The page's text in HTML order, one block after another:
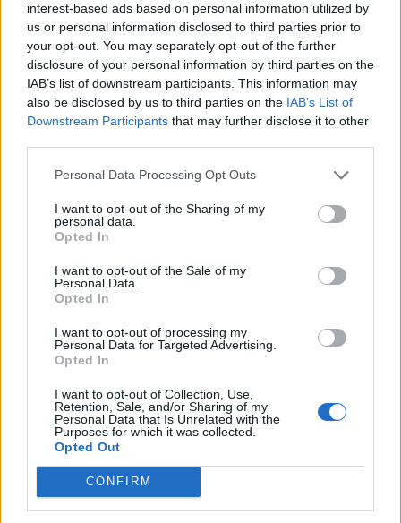
interest-based ads based on personal information utilized by
us or personal information disclosed to third parties prior to
your opt-out. You may separately opt-out of the further
disclosure of your personal information by third parties on the
IAB’s list of downstream participants. This information may
also be disclosed by us to third parties on the IAB’s List of
Downstream Participants that may further disclose it to other
Personal Data Processing Opt Outs
I want to opt-out of the Sharing of my
personal data.
Opted In
I want to opt-out of the Sale of my
Personal Data.
Opted In
I want to opt-out of processing my
Personal Data for Targeted Advertising.
Opted In
I want to opt-out of Collection, Use,
Retention, Sale, and/or Sharing of my
Personal Data that Is Unrelated with the
Purposes for which it was collected.
Opted Out
CONFIRM
Durrës/ 40-vjeçari humb
ndjenjat në kantierin e
ndërtimit dhe ndërron jetë
në spital
Aksident i trefishtë në
rrugën Sarandë-Ksamil,
njëri nga të plagosurit
dërgohet në spitalin e
Traumës në Tiranë
Pezeshkian-Khamenei në
Teheran! Ata ishin në një
duke e dëgjuar njëri-
tjetrin, por pa e parë
jashtë kontrollit në
ndërhyrja nga ajri (VIDEO)
të fundit
dhe zgjodhi Barcelonën,
zbardhen tri arsyet e vendimit
Jr., synon me vendosmëri